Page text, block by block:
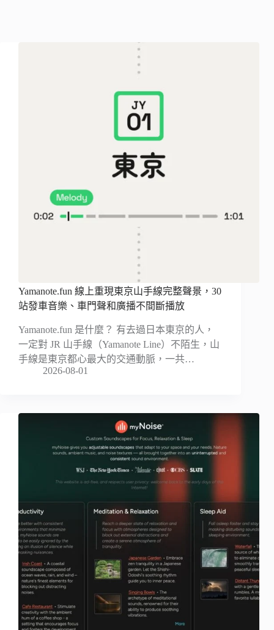
Yamanote.fun 線上重現東京山手線完整聲景，30
站發車音樂、車門聲和廣播不間斷播放
Yamanote.fun 是什麼？ 有去過日本東京的人，
一定對 JR 山手線（Yamanote Line）不陌生，山
手線是東京都心最大的交通動脈，一共…
2026-08-01